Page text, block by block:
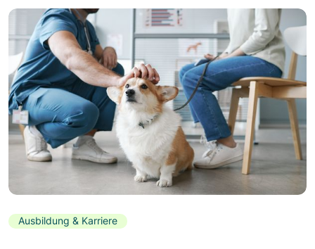
Ausbildung & Karriere